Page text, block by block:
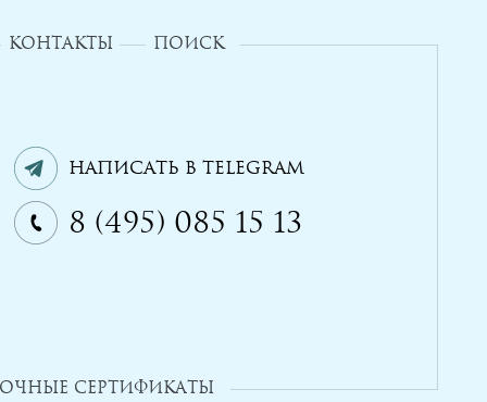
КОНТАКТЫ ПОИСК
СЕРТИФИКАТЫ
Написать в Telegram
8 (495) 085 15 13